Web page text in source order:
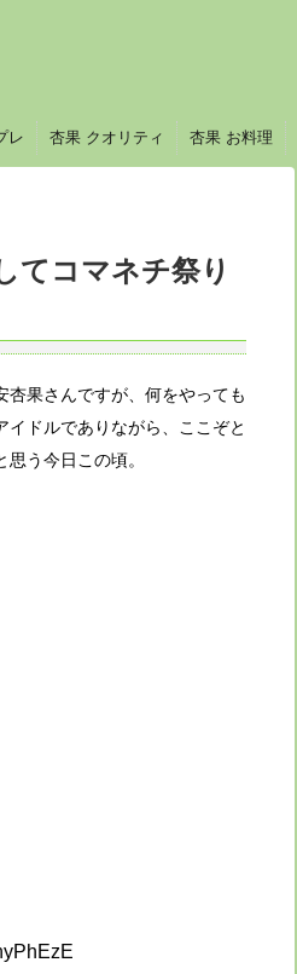
レ 杏果 クオリティ 杏果 お料理
てコマネチ祭り
果さんですが、何をやっても
ドルでありながら、ここぞと
う今日この頃。